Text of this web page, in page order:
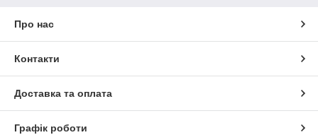
Про нас
Контакти
Доставка та оплата
Графік роботи